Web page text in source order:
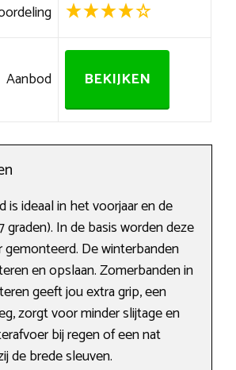
Aanbod BEKIJKEN
is ideaal in het voorjaar en de
graden). In de basis worden deze
gemonteerd. De winterbanden
en opslaan. Zomerbanden in
geeft jou extra grip, een
zorgt voor minder slijtage en
bij regen of een nat
de brede sleuven.